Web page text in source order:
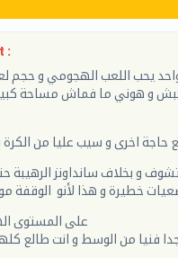
:
يحب اللعب الهجومي و حجم
و هوني ما فماش مساحة
حاجة اخرى و سيب عليا من
تشوف و بخلاف سانداونز
خطيرة و هذا لأنو الوقفة
على المستوى
فنيا من الوسط و انت طالع